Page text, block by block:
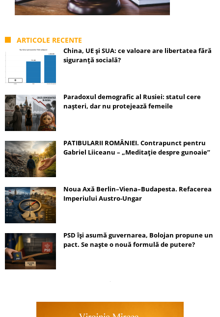
ARTICOLE RECENTE
China, UE și SUA: ce valoare are libertatea fără
siguranță socială?
Paradoxul demografic al Rusiei: statul cere
nașteri, dar nu protejează femeile
PATIBULARII ROMÂNIEI. Contrapunct pentru
Gabriel Liiceanu – „Meditație despre gunoaie”
Noua Axă Berlin–Viena–Budapesta. Refacerea
Imperiului Austro-Ungar
PSD își asumă guvernarea, Bolojan propune un
pact. Se naște o nouă formulă de putere?